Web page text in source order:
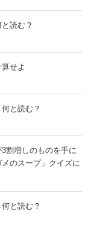
読む？
せよ
と読む？
割増しのものを手に
のスープ」クイズに
と読む？